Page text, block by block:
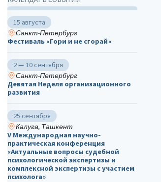
15 августа
Санкт-Петербург
Фестиваль «Гори и не сгорай»
2 — 10 сентября
Санкт-Петербург
Девятая Неделя организационного
развития
25 сентября
Калуга, Ташкент
V Международная научно-
практическая конференция
«Актуальные вопросы судебной
психологической экспертизы и
комплексной экспертизы с участием
психолога»